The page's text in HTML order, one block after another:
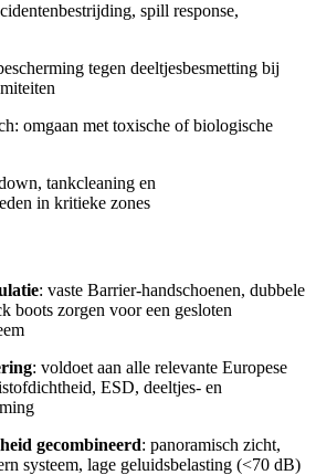
spill response,
tegen deeltjesbesmetting bij
omgaan met toxische of biologische
tankcleaning en
in kritieke zones
: vaste Barrier-handschoenen, dubbele
boots zorgen voor een gesloten
: voldoet aan alle relevante Europese
ESD, deeltjes- en
gecombineerd: panoramisch zicht,
systeem, lage geluidsbelasting (<70 dB)